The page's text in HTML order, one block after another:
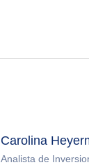
Carolina
Analista de